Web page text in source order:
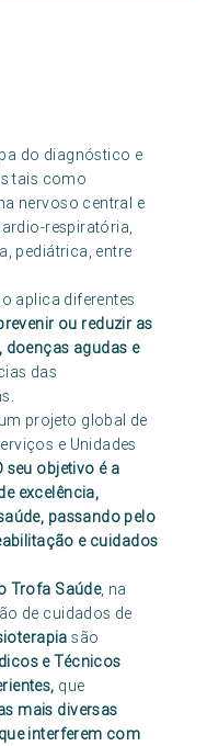
do diagnóstico e
tais como
nervoso central e
respiratória,
pediátrica, entre
aplica diferentes
ou reduzir as
agudas e
das
projeto global de
e Unidades
seu objetivo é a
excelência,
passando pelo
e cuidados
Trofa Saúde, na
de cuidados de
são
e Técnicos
que
mais diversas
interferem com